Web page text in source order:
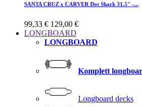
SANTA CRUZ x CARVER Dot Shark 31.5" -...
99,33 € 129,00 €
LONGBOARD
LONGBOARD
Komplett
Longboard decks